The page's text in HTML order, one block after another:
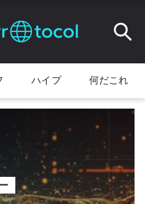
ハイプ 何だこれ